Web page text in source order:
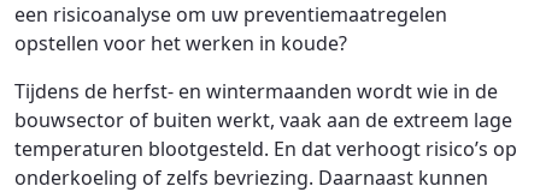
een risicoanalyse om uw preventiemaatregelen
opstellen voor het werken in koude?
Tijdens de herfst- en wintermaanden wordt wie in de
bouwsector of buiten werkt, vaak aan de extreem lage
temperaturen blootgesteld. En dat verhoogt risico’s op
onderkoeling of zelfs bevriezing. Daarnaast kunnen